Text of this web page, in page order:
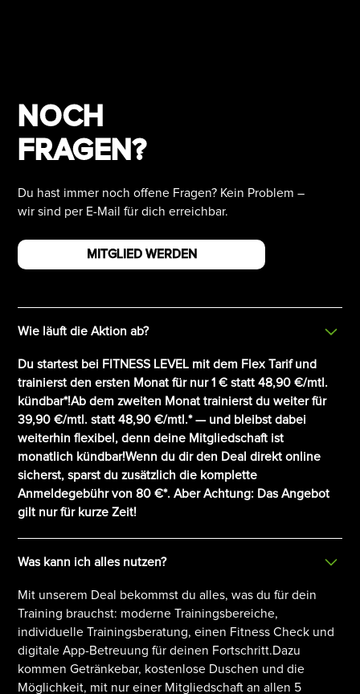
NOCH
FRAGEN?
Du hast immer noch offene Fragen? Kein Problem –
wir sind per E-Mail für dich erreichbar.
MITGLIED WERDEN
Wie läuft die Aktion ab?
Du startest bei FITNESS LEVEL mit dem Flex Tarif und
trainierst den ersten Monat für nur 1 € statt 48,90 €/mtl.
kündbar*!Ab dem zweiten Monat trainierst du weiter für
39,90 €/mtl. statt 48,90 €/mtl.* — und bleibst dabei
weiterhin flexibel, denn deine Mitgliedschaft ist
monatlich kündbar!Wenn du dir den Deal direkt online
sicherst, sparst du zusätzlich die komplette
Anmeldegebühr von 80 €*. Aber Achtung: Das Angebot
gilt nur für kurze Zeit!
Was kann ich alles nutzen?
Mit unserem Deal bekommst du alles, was du für dein
Training brauchst: moderne Trainingsbereiche,
individuelle Trainingsberatung, einen Fitness Check und
digitale App-Betreuung für deinen Fortschritt.Dazu
kommen Getränkebar, kostenlose Duschen und die
Möglichkeit, mit nur einer Mitgliedschaft an allen 5